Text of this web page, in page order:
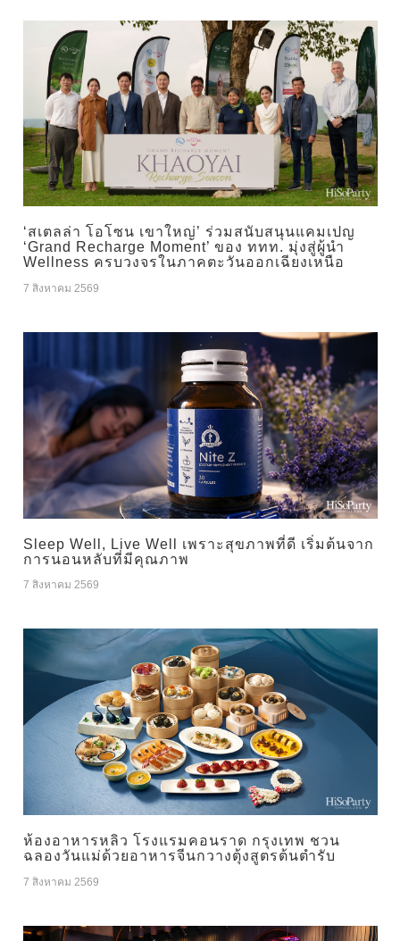
‘สเตลล่า โอโซน เขาใหญ่’ ร่วมสนับสนุนแคมเปญ
‘Grand Recharge Moment’ ของ ททท. มุ่งสู่ผู้นำ
Wellness ครบวงจรในภาคตะวันออกเฉียงเหนือ
7 สิงหาคม 2569
Sleep Well, Live Well เพราะสุขภาพที่ดี เริ่มต้นจาก
การนอนหลับที่มีคุณภาพ
7 สิงหาคม 2569
ห้องอาหารหลิว โรงแรมคอนราด กรุงเทพ ชวน
ฉลองวันแม่ด้วยอาหารจีนกวางตุ้งสูตรต้นตำรับ
7 สิงหาคม 2569